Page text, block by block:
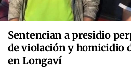
Sentencian a presidio
de violación y homicidio
en Longaví